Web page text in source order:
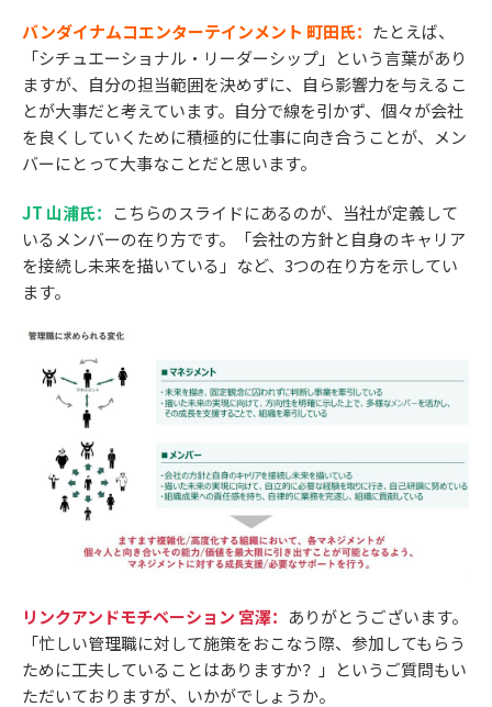
バンダイナムコエンターテインメント 町田氏： たとえば、
「シチュエーショナル・リーダーシップ」という言葉があり
ますが、自分の担当範囲を決めずに、自ら影響力を与えるこ
とが大事だと考えています。自分で線を引かず、個々が会社
を良くしていくために積極的に仕事に向き合うことが、メン
バーにとって大事なことだと思います。
JT 山浦氏： こちらのスライドにあるのが、当社が定義して
いるメンバーの在り方です。「会社の方針と自身のキャリア
を接続し未来を描いている」など、3つの在り方を示してい
ます。
リンクアンドモチベーション 宮澤： ありがとうございます。
「忙しい管理職に対して施策をおこなう際、参加してもらう
ために工夫していることはありますか？」というご質問もい
ただいておりますが、いかがでしょうか。